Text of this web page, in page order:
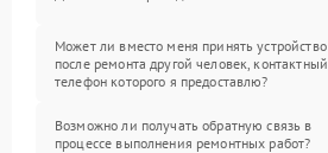
Может ли вместо меня принять устройство
после ремонта другой человек, контактный
телефон которого я предоставлю?
Возможно ли получать обратную связь в
процессе выполнения ремонтных работ?